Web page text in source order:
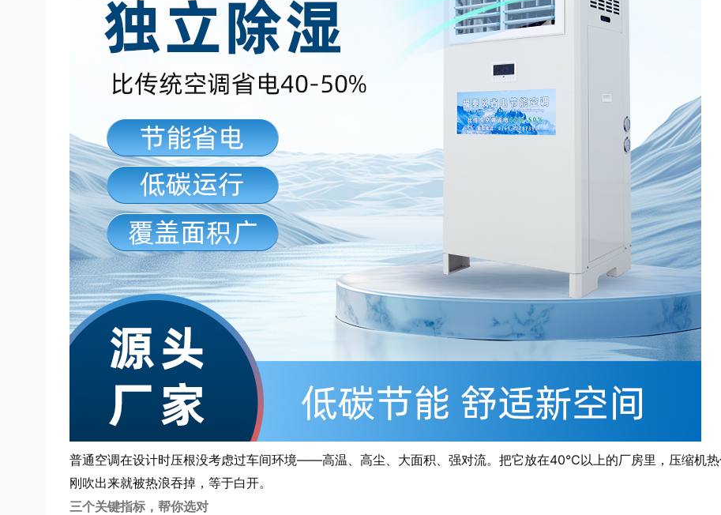
普通空调在设计时压根没考虑过车间环境——高温、高尘、大面积、强对流。把它放在40℃以上的厂房里，压缩机
刚吹出来就被热浪吞掉，等于白开。
三个关键指标，帮你选对